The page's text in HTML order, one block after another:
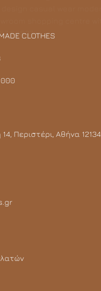
CLOTHES
Περιστέρι, Αθήνα 12134